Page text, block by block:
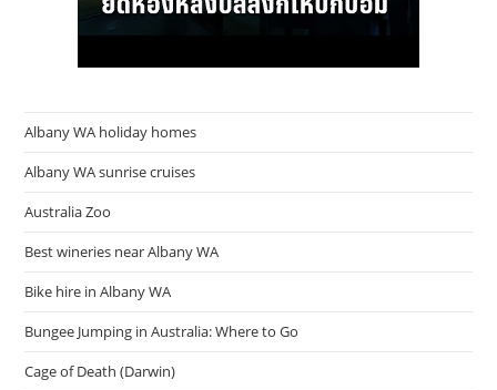
Albany WA holiday homes
Albany WA sunrise cruises
Australia Zoo
Best wineries near Albany WA
Bike hire in Albany WA
Bungee Jumping in Australia: Where to Go
Cage of Death (Darwin)